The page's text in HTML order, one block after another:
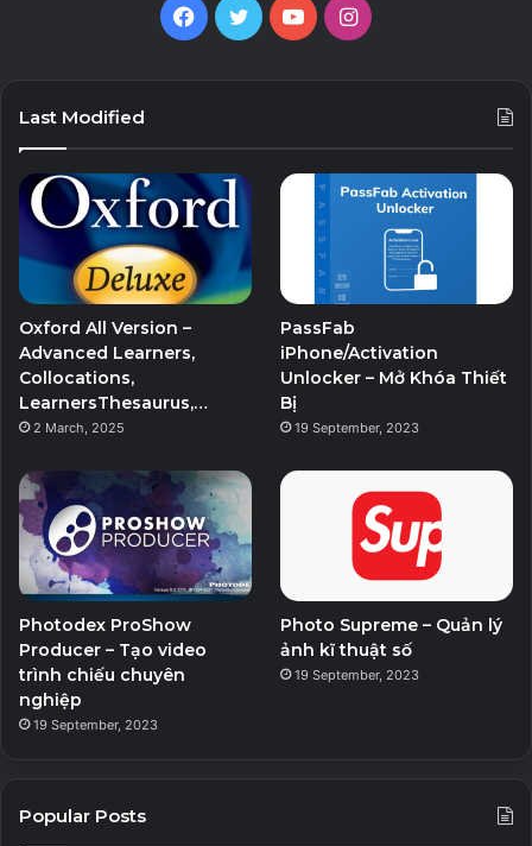
Facebook
TwitterYouTubeInstagram
Last Modified
Oxford All Version –
Advanced Learners,
Collocations,
LearnersThesaurus,…
2 March, 2025
PassFab
iPhone/Activation
Unlocker – Mở Khóa Thiết
Bị
19 September, 2023
Photodex ProShow
Producer – Tạo video
trình chiếu chuyên
nghiệp
19 September, 2023
Photo Supreme – Quản lý
ảnh kĩ thuật số
19 September, 2023
Popular Posts